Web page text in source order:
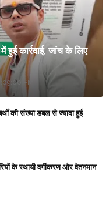
हुई कार्रवाई, जांच के लिए
PM
की संख्या डबल से ज्यादा हुई
के स्थायी वर्गीकरण और वेतनमान